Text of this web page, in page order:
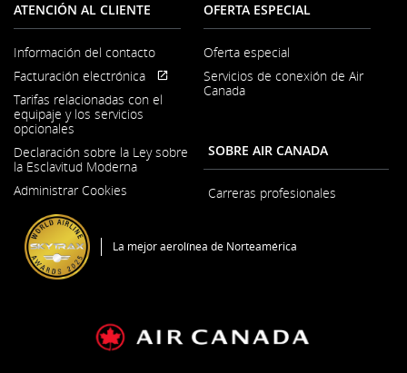
ATENCIÓN AL CLIENTE
Información del contacto
abre
en
una
Facturación electrónica
abre
ventana
nueva
no
cumplir
o
Tarifas relacionadas con el
equipaje y los servicios
opcionales
Declaración sobre la Ley sobre
la Esclavitud Moderna
nueva
Administrar Cookies
OFERTA ESPECIAL
Oferta especial
Servicios de conexión de Air
Canada
SOBRE AIR CANADA
Carreras profesionales
La mejor aerolínea de Norteamérica